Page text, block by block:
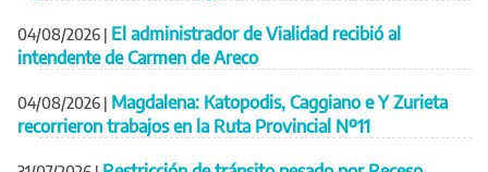
04/08/2026 | El administrador de Vialidad recibió al
intendente de Carmen de Areco
04/08/2026 | Magdalena: Katopodis, Caggiano e Y Zurieta
recorrieron trabajos en la Ruta Provincial Nº11